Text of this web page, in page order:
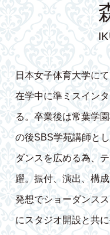
日本女子体育大学に
在学中に準ミスイン
る。卒業後は常葉学
の後SBS学苑講師と
ダンスを広める為、
躍。振付、演出、構
発想でショーダンス
にスタジオ開設と共